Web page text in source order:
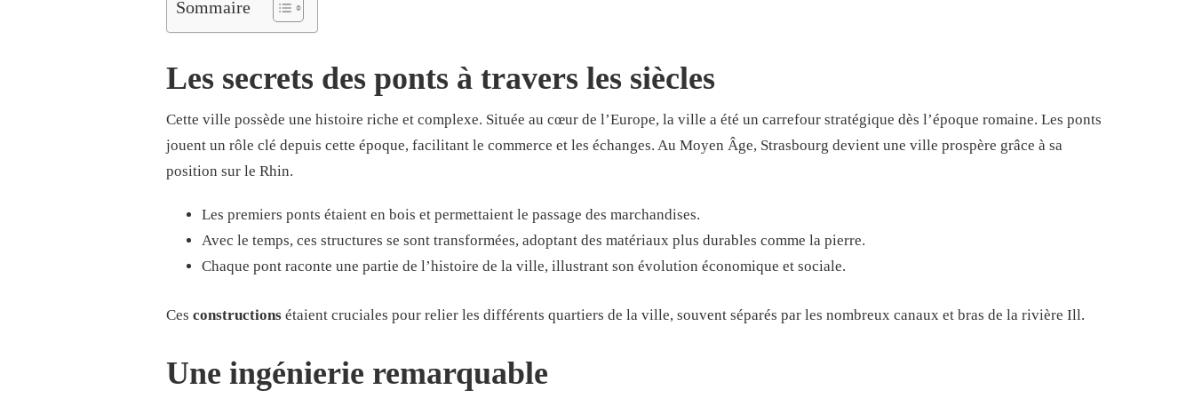
Sommaire
Les secrets des ponts à travers les siècles
Cette ville possède une histoire riche et complexe. Située au cœur de l’Europe, la ville a été un carrefour stratégique dès l’époque romaine. Les ponts
jouent un rôle clé depuis cette époque, facilitant le commerce et les échanges. Au Moyen Âge, Strasbourg devient une ville prospère grâce à sa
position sur le Rhin.
Les premiers ponts étaient en bois et permettaient le passage des marchandises.
Avec le temps, ces structures se sont transformées, adoptant des matériaux plus durables comme la pierre.
Chaque pont raconte une partie de l’histoire de la ville, illustrant son évolution économique et sociale.
Ces constructions étaient cruciales pour relier les différents quartiers de la ville, souvent séparés par les nombreux canaux et bras de la rivière Ill.
Une ingénierie remarquable